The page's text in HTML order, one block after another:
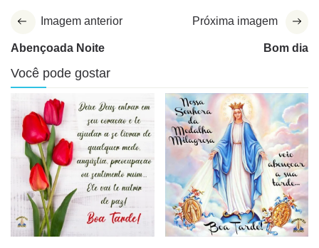
Imagem anterior
Abençoada Noite
Próxima imagem
Bom dia
Você pode gostar